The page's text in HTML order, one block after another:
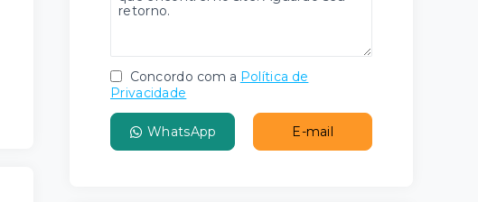
Concordo com a Política de
Privacidade
WhatsApp E-mail